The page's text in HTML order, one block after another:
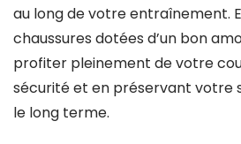
au long de votre entraînement.
chaussures dotées d’un bon
profiter pleinement de votre
sécurité et en préservant votre
le long terme.